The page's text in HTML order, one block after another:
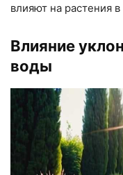
влияют на растения в
Влияние
воды